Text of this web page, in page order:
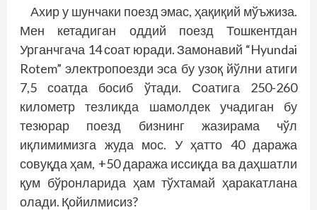
Ахир у шунчаки поезд эмас, ҳақиқий мўъжиза.
Мен кетадиган оддий поезд Тошкентдан
Урганчгача 14 соат юради. Замонавий “Hyundai
Rotem” электропоезди эса бу узоқ йўлни атиги
7,5 соатда босиб ўтади. Соатига 250-260
километр тезликда шамолдек учадиган бу
тезюрар поезд бизнинг жазирама чўл
иқлимимизга жуда мос. У ҳатто 40 даража
совуқда ҳам, +50 даража иссиқда ва даҳшатли
қум бўронларида ҳам тўхтамай ҳаракатлана
олади. Қойилмисиз?